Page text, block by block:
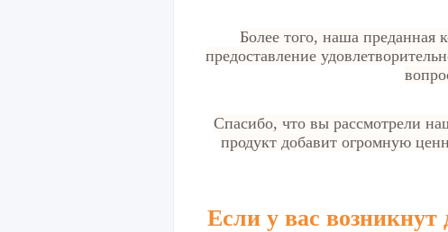
Более того, наша преданная
предоставление
Спасибо, что вы рассмотрели
продукт добавит огромную
Если у вас